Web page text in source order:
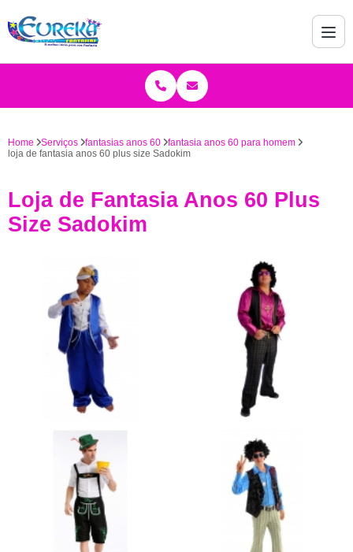
Home Serviços fantasias anos 60
fantasia anos 60 para homem
loja de fantasia anos 60 plus size Sadokim
Loja de Fantasia Anos 60 Plus
Size Sadokim